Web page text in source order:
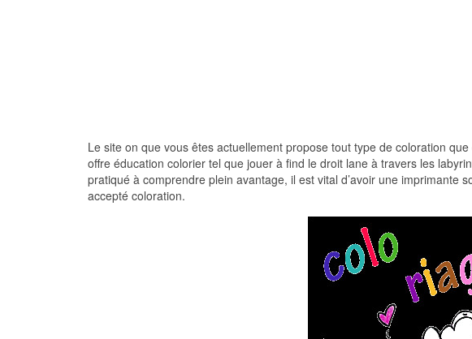
Le site on que vous êtes actuellement propose tout type de coloration
offre éducation colorier tel que jouer à find le droit lane à travers les
pratiqué à comprendre plein avantage, il est vital d’avoir une imprimante
accepté coloration.